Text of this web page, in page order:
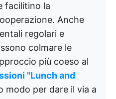
facilitino la
Anche
regolari e
colmare le
più coeso al
"Lunch and
modo per dare il via a